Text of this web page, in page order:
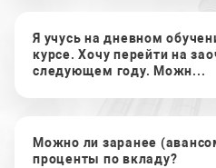
Я учусь на дневном
курсе. Хочу перейти на
следующем году. Можн...
Можно ли заранее
проценты по вкладу?